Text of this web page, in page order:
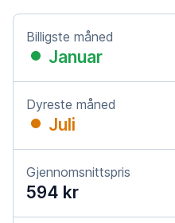
Billigste måned
Januar
Dyreste måned
Juli
Gjennomsnittspris
594 kr